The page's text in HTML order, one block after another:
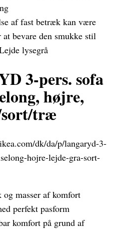
af fast betræk kan være
bevare den smukke stil
lysegrå
3-pers. sofa
højre,
træ
dk/da/p/langaryd-3-
hojre-lejde-gra-sort-
masser af komfort
perfekt pasform
komfort på grund af